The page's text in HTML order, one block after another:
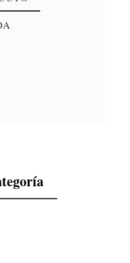
Sobrecalentamiento,
1500W de Potencia